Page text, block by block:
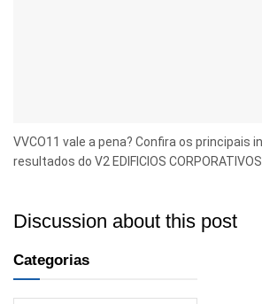
VVCO11 vale a pena? Confira os principais
resultados do V2 EDIFICIOS CORPORATIVOS
Discussion about this post
Categorias